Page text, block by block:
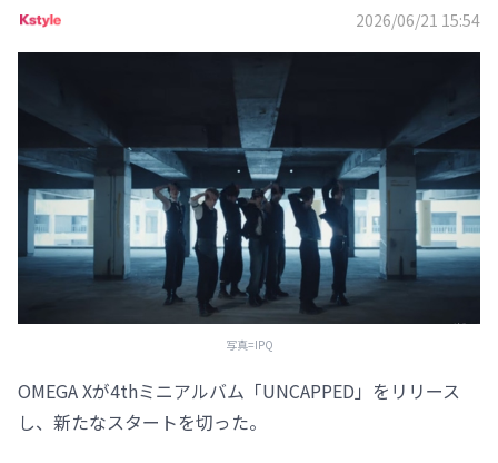
2026/06/21 15:54
写真=IPQ
OMEGA Xが4thミニアルバム「UNCAPPED」をリリース
し、新たなスタートを切った。